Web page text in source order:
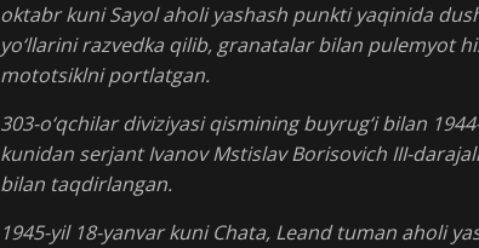
oktabr kuni Sayol aholi yashash punkti yaqinida
yo‘llarini razvedka qilib, granatalar bilan pulemyot
mototsiklni portlatgan.
303-o‘qchilar diviziyasi qismining buyrug‘i bilan
kunidan serjant Ivanov Mstislav Borisovich III-
bilan taqdirlangan.
1945-yil 18-yanvar kuni Chata, Leand tuman aholi